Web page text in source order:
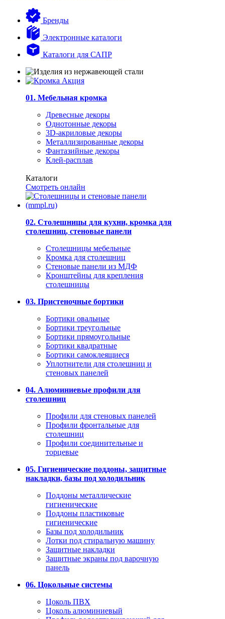
Бренды
Электронные каталоги
Каталоги для САПР
01. Мебельная кромка
Древесные декоры
Однотонные декоры
3D-акриловые декоры
Металлизированные декоры
Фантазийные декоры
Клей-расплав
Каталоги
Смотреть онлайн
02. Столешницы для кухни, кромка для
столешниц, стеновые панели
Столешницы мебельные
Кромка для столешниц
Стеновые панели из МДФ
Кронштейны для крепления
столешницы
03. Пристеночные бортики
Бортики овальные
Бортики треугольные
Бортики прямоугольные
Бортики квадратные
Бортики самоклеящиеся
Уплотнители для столешниц и
стеновых панелей
04. Алюминиевые профили для
столешниц
Профили для стеновых панелей
Профили фронтальные для
столешниц
Профили соединительные и
торцевые
05. Гигиенические поддоны, защитные
накладки, базы под холодильник
Поддоны металлические
гигиенические
Поддоны пластиковые
гигиенические
Базы под холодильник
Лотки под стиральную машину
Защитные накладки
Защитные экраны под варочную
панель
06. Цокольные системы
Цоколь ПВХ
Цоколь алюминиевый